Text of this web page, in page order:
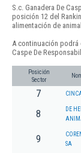
S.c. Ganadera De
posición 12 del
alimentación de
A continuación podrá
Caspe De
Posición
Sector
7
8
DE
9
SA